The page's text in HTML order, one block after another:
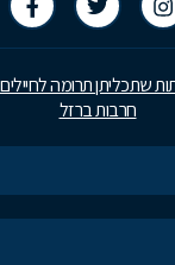
שתכליתן תרומה
חרבות ברזל